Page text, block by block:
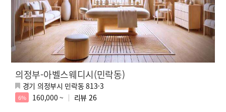
의정부-아벨스웨디시(민락동)
경기 의정부시 민락동 813-3
6% 160,000 ~ 리뷰 26